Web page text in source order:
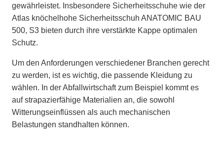
gewährleistet. Insbesondere Sicherheitsschuhe wie der
Atlas knöchelhohe Sicherheitsschuh ANATOMIC BAU
500, S3 bieten durch ihre verstärkte Kappe optimalen
Schutz.
Um den Anforderungen verschiedener Branchen gerecht
zu werden, ist es wichtig, die passende Kleidung zu
wählen. In der Abfallwirtschaft zum Beispiel kommt es
auf strapazierfähige Materialien an, die sowohl
Witterungseinflüssen als auch mechanischen
Belastungen standhalten können.